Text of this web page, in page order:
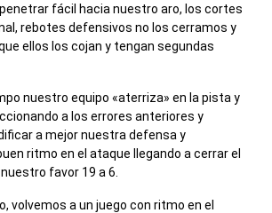
fácil hacia nuestro aro, los cortes
rebotes defensivos no los cerramos y
ellos los cojan y tengan segundas
nuestro equipo «aterriza» en la pista y
a los errores anteriores y
a mejor nuestra defensa y
ritmo en el ataque llegando a cerrar el
favor 19 a 6.
volvemos a un juego con ritmo en el